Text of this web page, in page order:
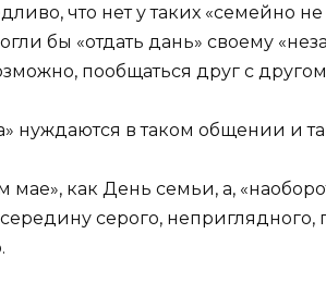
что нет у таких «семейно
бы «отдать дань» своему
пообщаться друг с
нуждаются в таком общении
мае», как День семьи, а,
середину серого,